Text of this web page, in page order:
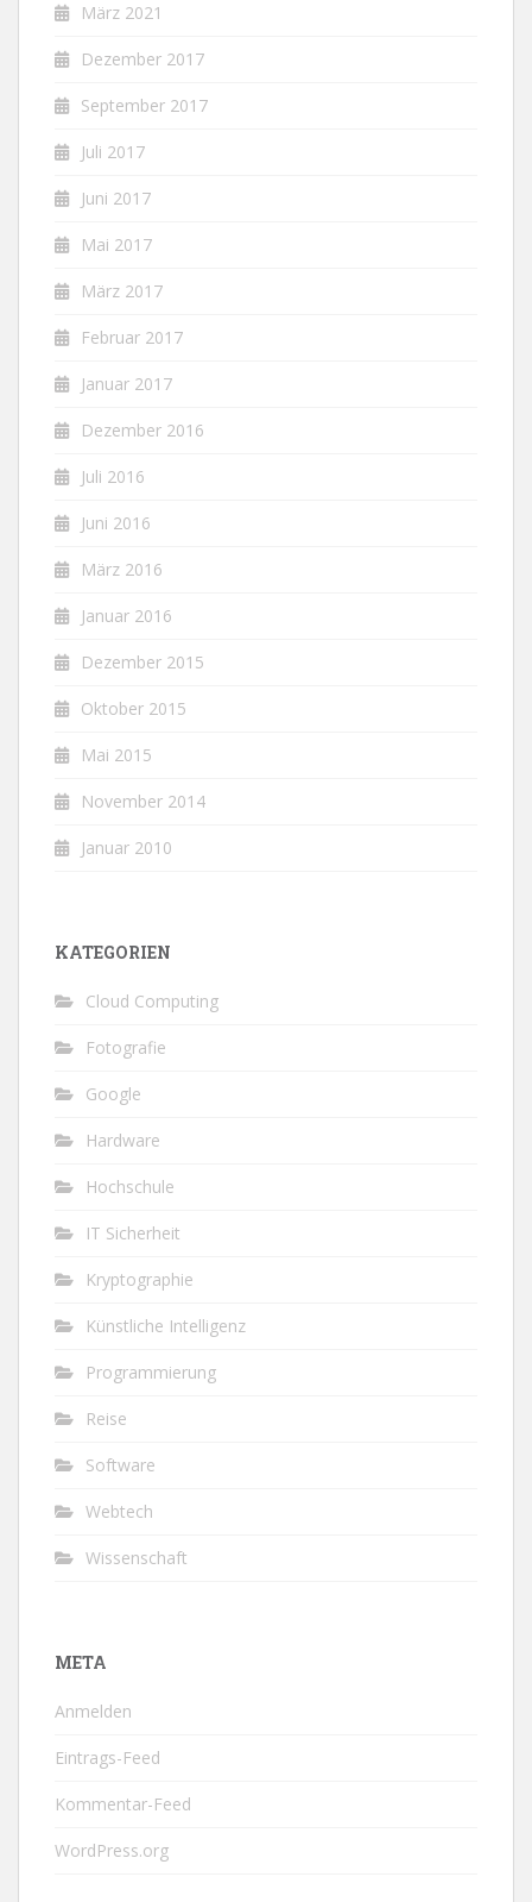
März 2021
Dezember 2017
September 2017
Juli 2017
Juni 2017
Mai 2017
März 2017
Februar 2017
Januar 2017
Dezember 2016
Juli 2016
Juni 2016
März 2016
Januar 2016
Dezember 2015
Oktober 2015
Mai 2015
November 2014
Januar 2010
KATEGORIEN
Cloud Computing
Fotografie
Google
Hardware
Hochschule
IT Sicherheit
Kryptographie
Künstliche Intelligenz
Programmierung
Reise
Software
Webtech
Wissenschaft
META
Anmelden
Eintrags-Feed
Kommentar-Feed
WordPress.org